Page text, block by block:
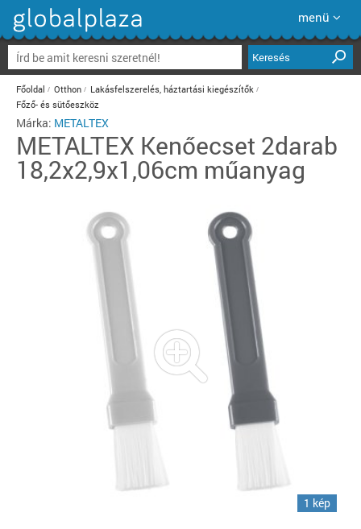
menü
Keresés
Főoldal Otthon
Lakásfelszerelés, háztartási kiegészítők
Főző- és sütőeszköz
Márka: METALTEX
METALTEX Kenőecset 2darab
18,2x2,9x1,06cm műanyag
1 kép